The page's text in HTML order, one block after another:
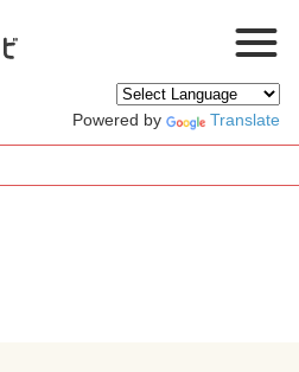
Powered by Translate